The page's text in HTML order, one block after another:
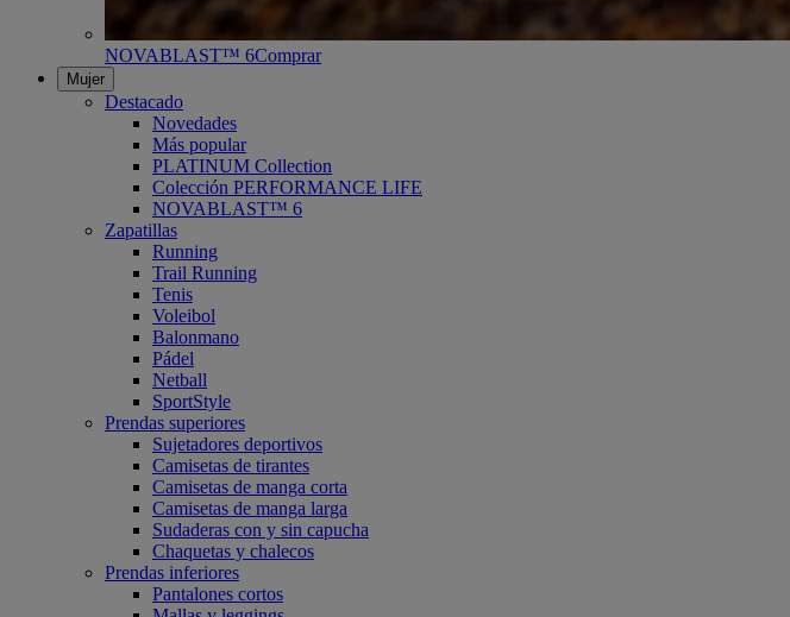
NOVABLAST™ 6Comprar
Mujer
Destacado
Novedades
Más popular
PLATINUM Collection
Colección PERFORMANCE LIFE
NOVABLAST™ 6
Zapatillas
Running
Trail Running
Tenis
Voleibol
Balonmano
Pádel
Netball
SportStyle
Prendas superiores
Sujetadores deportivos
Camisetas de tirantes
Camisetas de manga corta
Camisetas de manga larga
Sudaderas con y sin capucha
Chaquetas y chalecos
Prendas inferiores
Pantalones cortos